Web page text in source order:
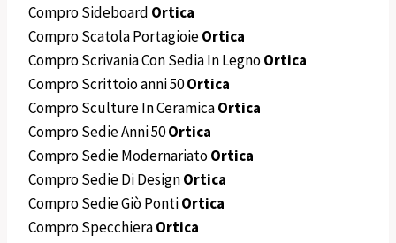
Compro Sideboard Ortica
Compro Scatola PortagioieOrtica
Compro Scrivania Con Sedia In LegnoOrtica
Compro Scrittoio anni 50Ortica
Compro Sculture In CeramicaOrtica
Compro Sedie Anni 50Ortica
Compro Sedie ModernariatoOrtica
Compro Sedie Di DesignOrtica
Compro Sedie Giò PontiOrtica
Compro SpecchieraOrtica